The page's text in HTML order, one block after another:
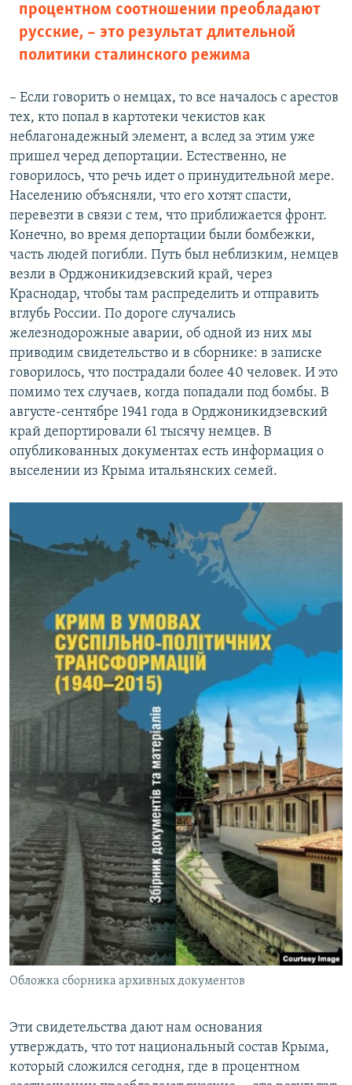
процентном соотношении преобладают
русские, – это результат длительной
политики сталинского режима
– Если говорить о немцах, то все началось с арестов
тех, кто попал в картотеки чекистов как
неблагонадежный элемент, а вслед за этим уже
пришел черед депортации. Естественно, не
говорилось, что речь идет о принудительной мере.
Населению объясняли, что его хотят спасти,
перевезти в связи с тем, что приближается фронт.
Конечно, во время депортации были бомбежки,
часть людей погибли. Путь был неблизким, немцев
везли в Орджоникидзевский край, через
Краснодар, чтобы там распределить и отправить
вглубь России. По дороге случались
железнодорожные аварии, об одной из них мы
приводим свидетельство и в сборнике: в записке
говорилось, что пострадали более 40 человек. И это
помимо тех случаев, когда попадали под бомбы. В
августе-сентябре 1941 года в Орджоникидзевский
край депортировали 61 тысячу немцев. В
опубликованных документах есть информация о
выселении из Крыма итальянских семей.
Обложка сборника архивных документов
Эти свидетельства дают нам основания
утверждать, что тот национальный состав Крыма,
который сложился сегодня, где в процентном